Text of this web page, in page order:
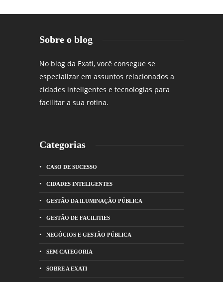
Sobre o blog
No blog da Exati, você consegue se
especializar em assuntos relacionados a
cidades inteligentes e tecnologias para
facilitar a sua rotina.
Categorias
CASO DE SUCESSO
CIDADES INTELIGENTES
GESTÃO DA ILUMINAÇÃO PÚBLICA
GESTÃO DE FACILITIES
NEGÓCIOS E GESTÃO PÚBLICA
SEM CATEGORIA
SOBRE A EXATI